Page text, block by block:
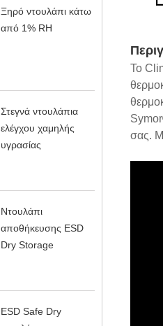
Ξηρό ντουλάπι κάτω
από 1% RH
Στεγνά ντουλάπια
ελέγχου χαμηλής
υγρασίας
Ντουλάπι
αποθήκευσης ESD
Dry Storage
ESD Safe Dry
Το
σας.